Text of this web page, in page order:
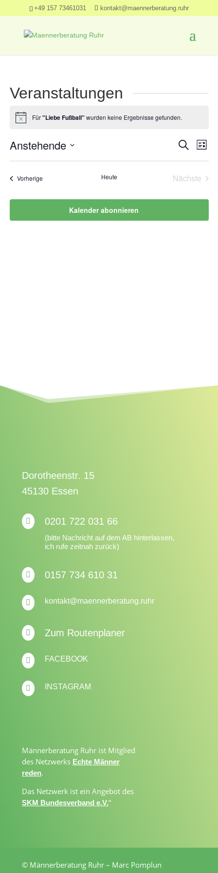
+49 157 73461031 kontakt@maennerberatung.ruhr
Veranstaltungen
HinweisFür"Liebe Fußball" wurden keine Ergebnisse gefunden.
Suche
Suche
Liste
Anstehende
VorherigeVeranstaltungen Heute
Nächste
Kalender abonnieren
Dorotheenstr. 15
45130 Essen
 0201 722 031 66
(bitte Nachricht auf dem AB hinterlassen,
ich rufe zeitnah zurück)
 0157 734 610 31
 kontakt@maennerberatung.ruhr
 Zum Routenplaner
 FACEBOOK
 INSTAGRAM
Männerberatung Ruhr ist Mitglied
des Netzwerks Echte Männer
reden.
Das Netzwerk ist ein Angebot des
SKM Bundesverband e.V.“
© Männerberatung Ruhr – Marc Pomplun